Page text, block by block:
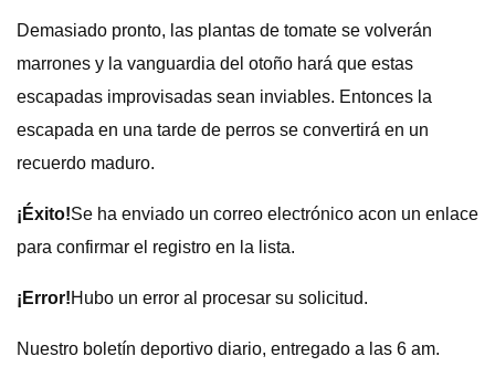
Demasiado pronto, las plantas de tomate se volverán
marrones y la vanguardia del otoño hará que estas
escapadas improvisadas sean inviables. Entonces la
escapada en una tarde de perros se convertirá en un
recuerdo maduro.
¡Éxito!Se ha enviado un correo electrónico acon un enlace
para confirmar el registro en la lista.
¡Error!Hubo un error al procesar su solicitud.
Nuestro boletín deportivo diario, entregado a las 6 am.